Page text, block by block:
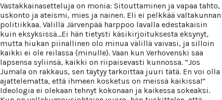
Vastakkainasetteluja on monia: Sitouttaminen ja vapaa tahto,
uskonto ja ateismi, mies ja nainen. Eli ei pelkkää valtakunnan
politiikkaa. Välillä Järvenpää harppoo lavalla edestakaisin
kuin eksyksissä…Ei hän tietysti käsikirjoituksesta eksynyt,
mutta hiukan piinallinen olo minua välillä vaivasi, ja silloin
kaikki ei ole reilassa (minulle). Vaan kun Verhovenski saa
lapsensa syliinsä, kaikki on riipaisevasti kunnossa. ”Jos
Jumala on rakkaus, sen täytyy tarkoittaa juuri tätä. En voi olla
ajattelematta, että ihmeen kosketus on meissä kaikissa!”
Ideologia ei olekaan tehnyt kokonaan ja kaikessa sokeaksi.